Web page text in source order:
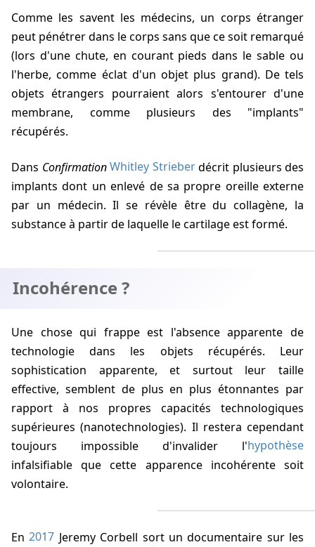
Comme les savent les médecins, un corps étranger
peut pénétrer dans le corps sans que ce soit remarqué
(lors d'une chute, en courant pieds dans le sable ou
l'herbe, comme éclat d'un objet plus grand). De tels
objets étrangers pourraient alors s'entourer d'une
membrane, comme plusieurs des "implants"
récupérés.
Dans Confirmation Whitley Strieberdécrit plusieurs des
implants dont un enlevé de sa propre oreille externe
par un médecin. Il se révèle être du collagène, la
substance à partir de laquelle le cartilage est formé.
Incohérence ?
Une chose qui frappe est l'absence apparente de
technologie dans les objets récupérés. Leur
sophistication apparente, et surtout leur taille
effective, semblent de plus en plus étonnantes par
rapport à nos propres capacités technologiques
supérieures (nanotechnologies). Il restera cependant
toujours impossible d'invalider l'hypothèse
infalsifiable que cette apparence incohérente soit
volontaire.
En2017 Jeremy Corbell sort un documentaire sur les